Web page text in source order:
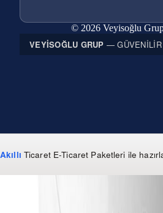
© 2026 Veyisoğlu Grup
VEYISOĞLU GRUP —
Akıllı Ticaret E-Ticaret Paketleri ile